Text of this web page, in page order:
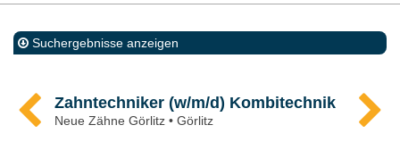
Suchergebnisse anzeigen
Zahntechniker (w/m/d) Kombitechnik
Neue Zähne Görlitz • Görlitz